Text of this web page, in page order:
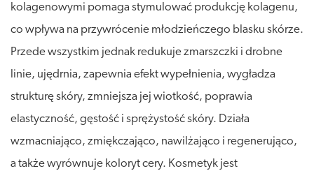
kolagenowymi pomaga stymulować produkcję kolagenu,
co wpływa na przywrócenie młodzieńczego blasku skórze.
Przede wszystkim jednak redukuje zmarszczki i drobne
linie, ujędrnia, zapewnia efekt wypełnienia, wygładza
strukturę skóry, zmniejsza jej wiotkość, poprawia
elastyczność, gęstość i sprężystość skóry. Działa
wzmacniająco, zmiękczająco, nawilżająco i regenerująco,
a także wyrównuje koloryt cery. Kosmetyk jest